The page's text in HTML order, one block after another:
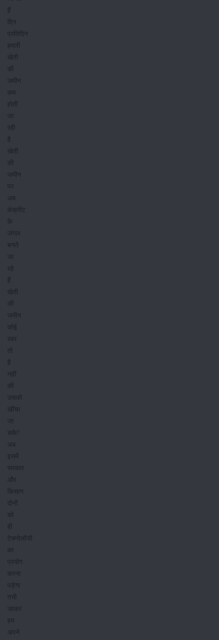
हैं
दिन
प्रतिदिन
हमारी
खेती
की
जमीन
कम
होती
जा
रही
है.
खेती
की
जमीन
पर
कंक्रीट
के
जंगल
बनते
जा
रहे
हैं.
खेती
की
जमीन
कोई
रबर
तो
है
नहीं
की
उसको
खींचा
जा
सके?
इसमें
सरकार
और
किसान
दोनों
को
ही
टेक्नोलॉजी
का
प्रयोग
करना
पड़ेगा
तभी
जाकर
हम
अपने